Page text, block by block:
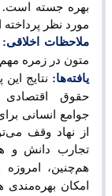
بهره جسته است.
مورد نظر
ملاحظات اخلاقی:
متون در زمره مهم
یافتهها: نتایج
حقوق
اقتصادی
جوامع انسانی
از نهاد وقف
تجارب دانش و
همچنین،
امکان